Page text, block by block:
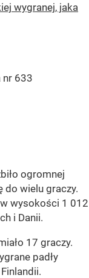
wygranej, jaka
nr 633
ogromnej
do wielu graczy.
wysokości 1 012
i Danii.
17 graczy.
padły